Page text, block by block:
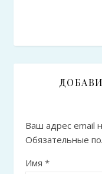
Ваш адрес email
Обязательные
Имя *